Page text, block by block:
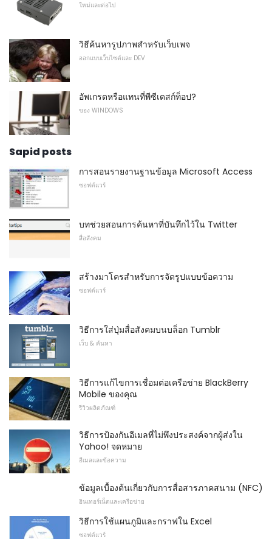
ใหม่และต่อไป
วิธีค้นหารูปภาพสำหรับเว็บเพจ
ออกแบบเว็บไซต์และ DEV
อัพเกรดหรือแทนที่พีซีเดสก์ท็อป?
ของ WINDOWS
Sapid posts
การสอนรายงานฐานข้อมูล Microsoft Access
ซอฟต์แวร์
บทช่วยสอนการค้นหาที่บันทึกไว้ใน Twitter
สื่อสังคม
สร้างมาโครสำหรับการจัดรูปแบบข้อความ
ซอฟต์แวร์
วิธีการใส่ปุ่มสื่อสังคมบนบล็อก Tumblr
เว็บ & ค้นหา
วิธีการแก้ไขการเชื่อมต่อเครือข่าย BlackBerry
Mobile ของคุณ
รีวิวผลิตภัณฑ์
วิธีการป้องกันอีเมลที่ไม่พึงประสงค์จากผู้ส่งใน
Yahoo! จดหมาย
อีเมลและข้อความ
ข้อมูลเบื้องต้นเกี่ยวกับการสื่อสารภาคสนาม (NFC)
อินเทอร์เน็ตและเครือข่าย
วิธีการใช้แผนภูมิและกราฟใน Excel
ซอฟต์แวร์